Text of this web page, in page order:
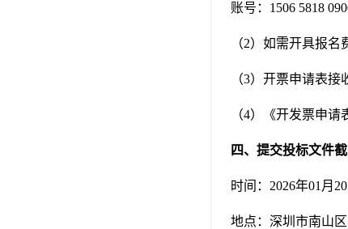
账号：1506 5818
（2）如需开具报
（3）开票申请表接
（4）《开发票申请
四、提交投标文件
时间：2026年01月
地点：深圳市南山